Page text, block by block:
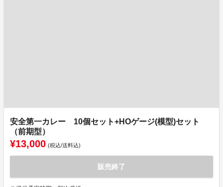
安全第一カレー 10個セット+HOゲージ(模型)セット
（前期型）
¥13,000 (税込/送料込)
販売終了